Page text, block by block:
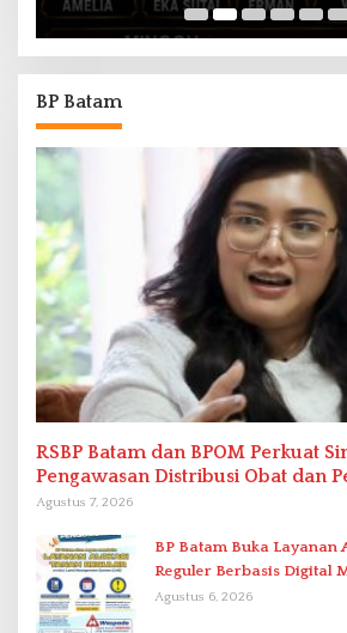
BP Batam
RSBP Batam dan BPOM Perkuat
Pengawasan Distribusi Obat dan
Kefarmasian
Agustus 7, 2026
BP Batam Buka Layanan
Reguler Berbasis Digital
Agustus 6, 2026